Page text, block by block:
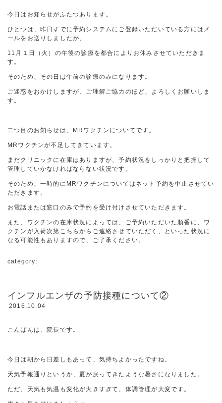
今日はお知らせがふたつあります。
ひとつは、昨日すでに予約システムにご登録いただいている方にはメ
ールをお送りしましたが、
11月１日（火）の午後の診療を都合によりお休みさせていただきま
す。
そのため、その日は午前の診療のみになります。
ご迷惑をおかけしますが、ご理解ご協力のほど、よろしくお願いしま
す。
二つ目のお知らせは、MRワクチンについてです。
MRワクチンが不足してきています。
まだクリニックに在庫はありますが、予約状況をしっかりと把握して
管理していかなければならない状況です。
そのため、一時的にMRワクチンについてはネット予約を中止させてい
ただきます。
お電話または窓口のみで予約を受け付けさせていただきます。
また、ワクチンの在庫状況によっては、ご予約いただいた順番に、ワ
クチンが入荷次第こちらからご連絡させていただく、といった状況に
なる可能性もありますので、ご了承ください。
category:
インフルエンザの予防接種について②
2016.10.04
こんばんは、院長です。
今日は朝から日差しもあって、気持ちよかったですね。
天気予報通りというか、夏が戻ってきたような暑さになりました。
ただ、天気も気温も変化が大きすぎて、体調管理が大変です。